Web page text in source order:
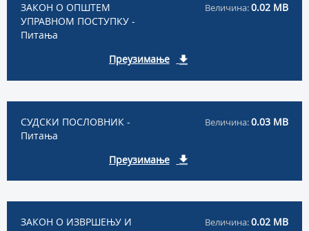
ЗАКОН О ОПШТЕМ
УПРАВНОМ ПОСТУПКУ -
Питања
Величина:0.02 MB
Преузимање
СУДСКИ ПОСЛОВНИК -
Питања
Величина:0.03 MB
Преузимање
ЗАКОН О ИЗВРШЕЊУ И
Величина:0.02 MB